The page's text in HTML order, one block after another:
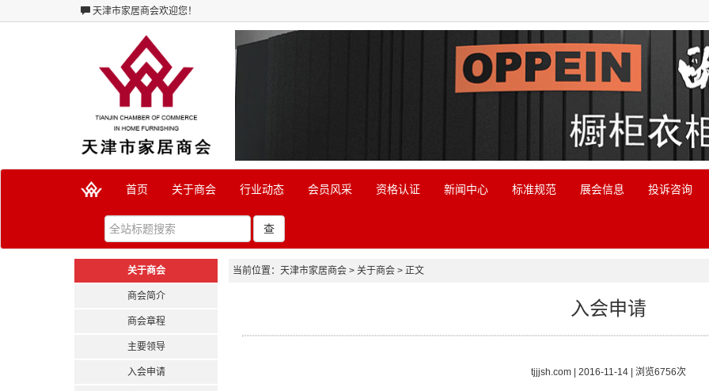
天津市家居商会欢迎您！
首页 关于商会 行业动态 会员风采 资格认证 新闻中心 标准规范 展会信息 投诉咨询
查
关于商会
商会简介
商会章程
主要领导
入会申请
当前位置： 天津市家居商会 > 关于商会 > 正文
入会申请
tjjjsh.com | 2016-11-14 | 浏览6756次